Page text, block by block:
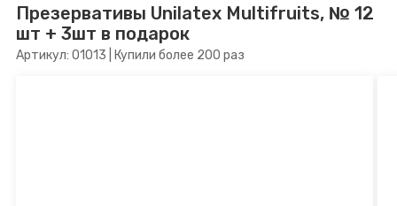
Презервативы Unilatex Multifruits, № 12
шт + 3шт в подарок
Артикул: 01013 | Купили более 200 раз